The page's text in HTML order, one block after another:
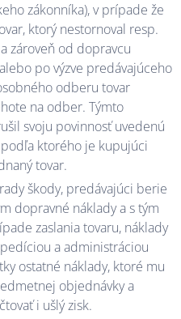
zákonníka), v prípade že
ktorý nestornoval resp.
zároveň od dopravcu
po výzve predávajúceho
odberu tovar
na odber. Týmto
svoju povinnosť uvedenú
ktorého je kupujúci
tovar.
škody, predávajúci berie
dopravné náklady a s tým
zaslania tovaru, náklady
a administráciou
ostatné náklady, ktoré mu
objednávky a
i ušlý zisk.